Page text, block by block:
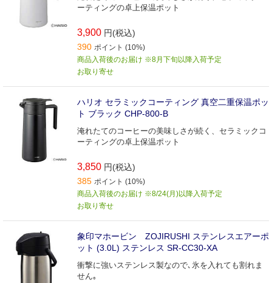
ーティングの卓上保温ポット
3,900 円(税込)
390 ポイント (10%)
商品入荷後のお届け ※8月下旬以降入荷予定
お取り寄せ
ハリオ セラミックコーティング 真空二重保温ポッ
ト ブラック CHP-800-B
淹れたてのコーヒーの美味しさが続く、セラミックコ
ーティングの卓上保温ポット
3,850 円(税込)
385 ポイント (10%)
商品入荷後のお届け ※8/24(月)以降入荷予定
お取り寄せ
象印マホービン ZOJIRUSHI ステンレスエアーポ
ット (3.0L) ステンレス SR-CC30-XA
衝撃に強いステンレス製なので､氷を入れても割れま
せん｡